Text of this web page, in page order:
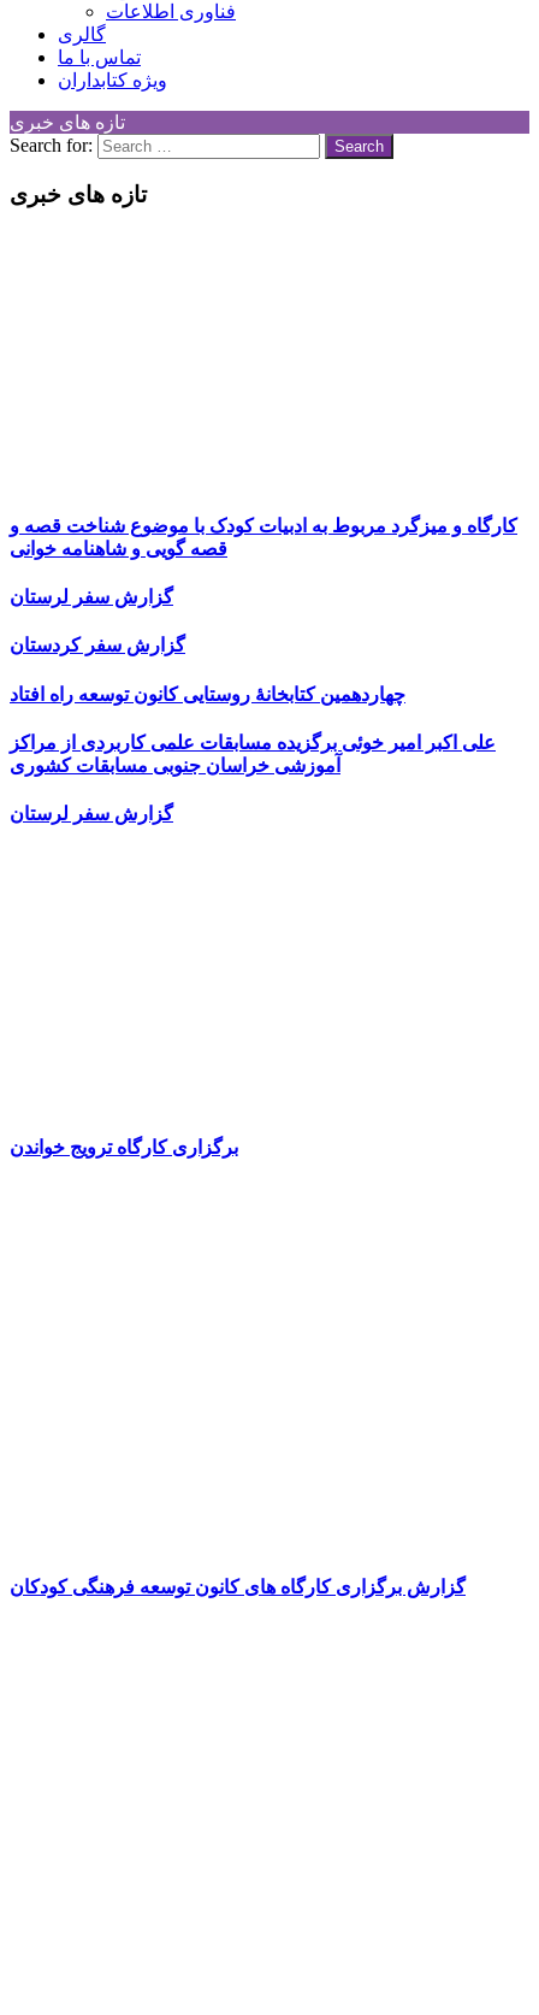
فناوری اطلاعات
گالری
تماس با ما
ویژه کتابداران
تازه های خبری
Search for:
تازه های خبری
کارگاه و میزگرد مربوط به ادبیات کودک با موضوع شناخت قصه و
قصه گویی و شاهنامه خوانی
گزارش سفر لرستان
گزارش سفر کردستان
چهاردهمین کتابخانۀ روستایی کانون توسعه راه افتاد
علی اکبر امیر خوئی برگزیده مسابقات علمی کاربردی از مراکز
آموزشی خراسان جنوبی مسابقات کشوری
گزارش سفر لرستان
برگزاری کارگاه ترویج خواندن
گزارش برگزاری کارگاه های کانون توسعه فرهنگی کودکان